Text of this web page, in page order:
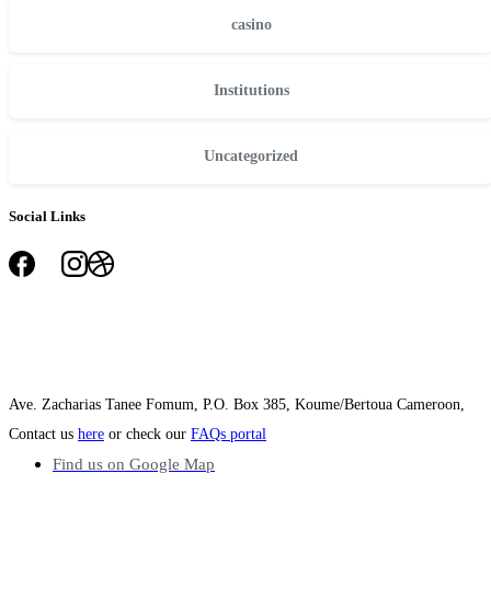
casino
Institutions
Uncategorized
Social Links
Ave. Zacharias Tanee Fomum, P.O. Box 385, Koume/Bertoua Cameroon,
Contact us here or check our FAQs portal
Find us on Google Map